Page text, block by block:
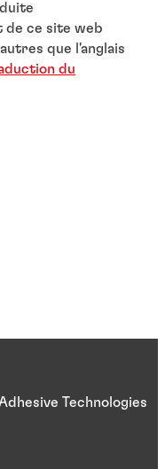
de ce site web
que l'anglais
du
Technologies